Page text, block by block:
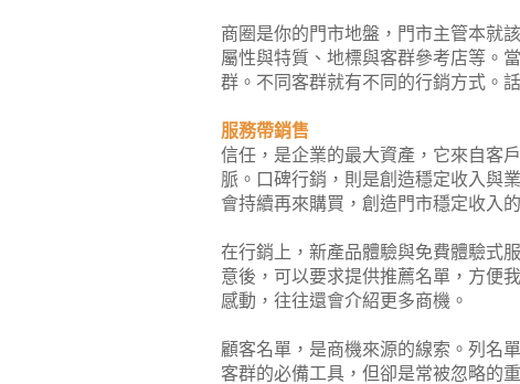
商圈是你的門市地盤，門市主管本就
屬性與特質、地標與客群參考店等。
群。不同客群就有不同的行銷方式。
服務帶銷售
信任，是企業的最大資產，它來自客
脈。口碑行銷，則是創造穩定收入與
會持續再來購買，創造門市穩定收入
在行銷上，新產品體驗與免費體驗式
意後，可以要求提供推薦名單，方便
感動，往往還會介紹更多商機。
顧客名單，是商機來源的線索。列名
客群的必備工具，但卻是常被忽略的